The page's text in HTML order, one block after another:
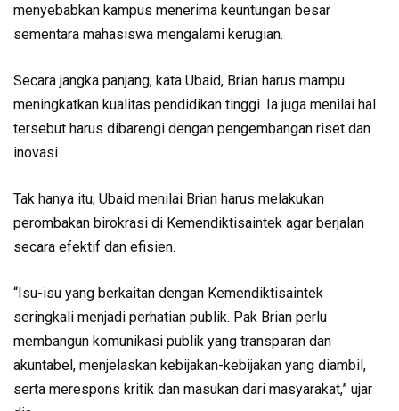
menyebabkan kampus menerima keuntungan besar
sementara mahasiswa mengalami kerugian.
Secara jangka panjang, kata Ubaid, Brian harus mampu
meningkatkan kualitas pendidikan tinggi. Ia juga menilai hal
tersebut harus dibarengi dengan pengembangan riset dan
inovasi.
Tak hanya itu, Ubaid menilai Brian harus melakukan
perombakan birokrasi di Kemendiktisaintek agar berjalan
secara efektif dan efisien.
“Isu-isu yang berkaitan dengan Kemendiktisaintek
seringkali menjadi perhatian publik. Pak Brian perlu
membangun komunikasi publik yang transparan dan
akuntabel, menjelaskan kebijakan-kebijakan yang diambil,
serta merespons kritik dan masukan dari masyarakat,” ujar